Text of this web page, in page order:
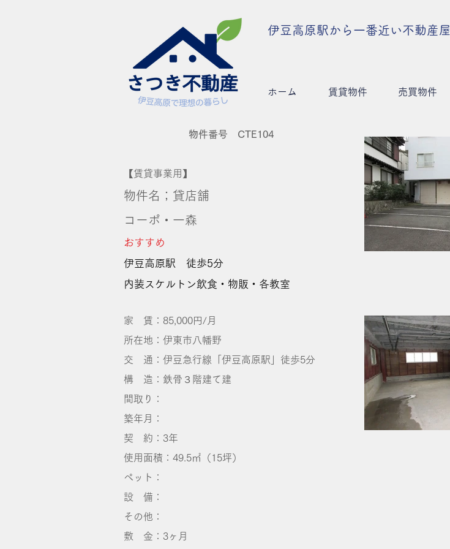
伊豆高原駅から一番近い不動産屋
ホーム 賃貸物件 売買物件
物件番号 CTE104
【賃貸事業用】
物件名；貸店舗
コーポ・一森
おすすめ
伊豆高原駅 徒歩5分
内装スケルトン飲食・物販・各教室
家 賃：85,000円/月
所在地：伊東市八幡野
交 通：伊豆急行線「伊豆高原駅」徒歩5分
構 造：鉄骨３階建て建
間取り：
築年月：
契 約：3年
使用面積：49.5㎡（15坪）
ペット：
​設 備：
その他：
敷 金：3ヶ月